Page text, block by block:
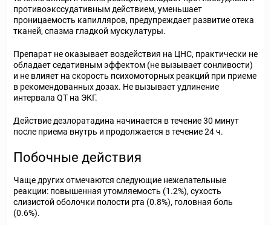
противоэкссудативным действием, уменьшает
проницаемость капилляров, предупреждает развитие отека
тканей, спазма гладкой мускулатуры.
Препарат не оказывает воздействия на ЦНС, практически не
обладает седативным эффектом (не вызывает сонливости)
и не влияет на скорость психомоторных реакций при приеме
в рекомендованных дозах. Не вызывает удлинение
интервала QT на ЭКГ.
Действие дезлоратадина начинается в течение 30 минут
после приема внутрь и продолжается в течение 24 ч.
Побочные действия
Чаще других отмечаются следующие нежелательные
реакции: повышенная утомляемость (1.2%), сухость
слизистой оболочки полости рта (0.8%), головная боль
(0.6%).